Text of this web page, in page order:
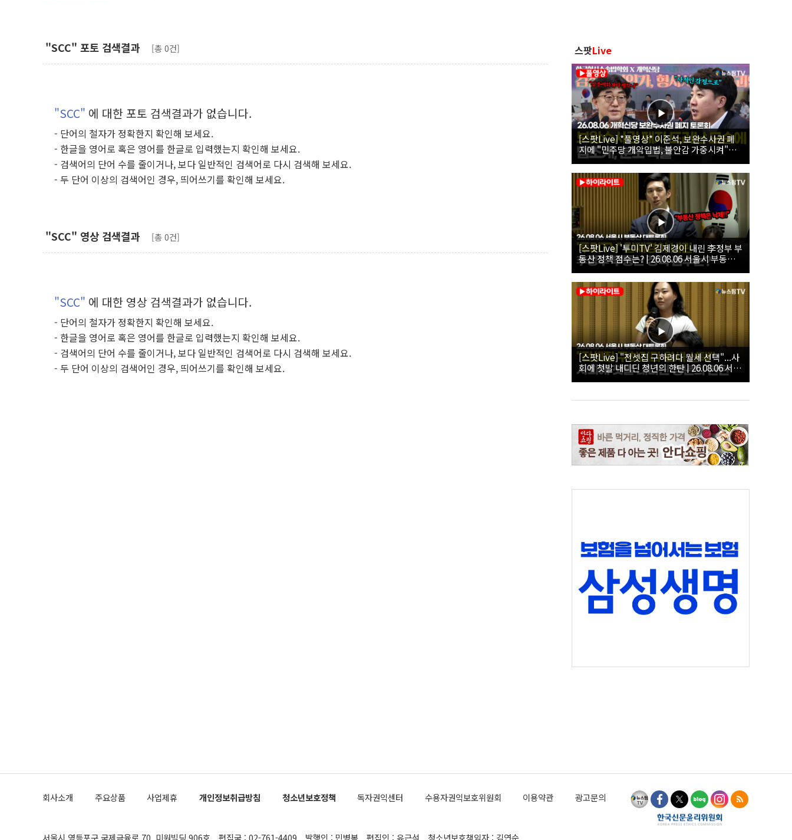
"SCC" 포토 검색결과 [총 0건]
"SCC" 에 대한 포토 검색결과가 없습니다.
- 단어의 철자가 정확한지 확인해 보세요.
- 한글을 영어로 혹은 영어를 한글로 입력했는지 확인해 보세요.
- 검색어의 단어 수를 줄이거나, 보다 일반적인 검색어로 다시 검색해 보세요.
- 두 단어 이상의 검색어인 경우, 띄어쓰기를 확인해 보세요.
"SCC" 영상 검색결과 [총 0건]
"SCC" 에 대한 영상 검색결과가 없습니다.
- 단어의 철자가 정확한지 확인해 보세요.
- 한글을 영어로 혹은 영어를 한글로 입력했는지 확인해 보세요.
- 검색어의 단어 수를 줄이거나, 보다 일반적인 검색어로 다시 검색해 보세요.
- 두 단어 이상의 검색어인 경우, 띄어쓰기를 확인해 보세요.
스팟Live
[스팟Live] *풀영상* 이준석, 보완수사권 폐
지에 "민주당 개악입법, 불안감 가중시켜"｜
26.08.06 개혁신당 보완수사권 폐지 토론회
[스팟Live] '투미TV' 김제경이 내린 李정부 부
동산 정책 점수는? | 26.08.06 서울시 부동산
대토론회
[스팟Live] "전셋집 구하려다 월세 선택"...사
회에 첫발 내디딘 청년의 한탄 | 26.08.06 서울
시 부동산 대토론회
회사소개 주요상품 사업제휴 개인정보취급방침 청소년보호정책 독자권익센터 수용자권익보호위원회 이용약관 광고문의
서울시 영등포구 국제금융로 70, 미원빌딩 906호 편집국 : 02-761-4409 발행인 : 민병복 편집인 : 유근석 청소년보호책임자 : 김연순